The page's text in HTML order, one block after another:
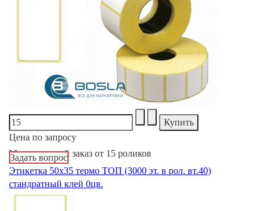
Цена по запросу
Минимальный заказ от 15 роликов
Задать вопрос
Этикетка 50х35 термо ТОП (3000 эт. в рол. вт.40)
стандратный клей 0цв.